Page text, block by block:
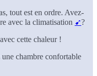
tout est en ordre. Avez-
avec la climatisation ➹?
cette chaleur !
chambre confortable